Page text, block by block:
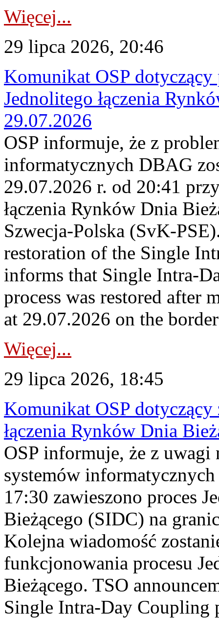
Więcej...
29 lipca 2026, 20:46
Komunikat OSP
Jednolitego łączenia
29.07.2026
OSP informuje, że z
informatycznych DBAG
29.07.2026 r. od 20:41
łączenia Rynków Dnia
Szwecja-Polska (SvK-
restoration of the Single
informs that Single Intra-
process was restored after
at 29.07.2026 on the
Więcej...
29 lipca 2026, 18:45
Komunikat OSP dotyczący
łączenia Rynków Dnia
OSP informuje, że z uwagi
systemów
17:30 zawieszono proces
Bieżącego (SIDC) na
Kolejna wiadomość
funkcjonowania procesu
Bieżącego. TSO
Single Intra-Day Coupling